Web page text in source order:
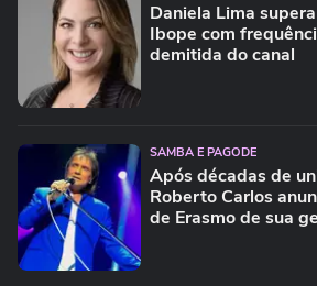
Daniela Lima
Ibope com
demitida do canal
SAMBA E PAGODE
Após décadas de
Roberto Carlos
de Erasmo de sua